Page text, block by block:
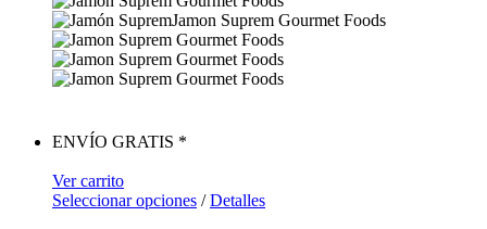
ENVÍO GRATIS *
Ver carrito
Seleccionar opciones / Detalles